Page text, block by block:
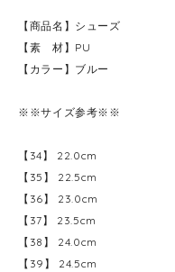
【商品名】シューズ
【素 材】PU
【カラー】ブルー
※※サイズ参考※※
【34】 22.0cm
【35】 22.5cm
【36】 23.0cm
【37】 23.5cm
【38】 24.0cm
【39】 24.5cm